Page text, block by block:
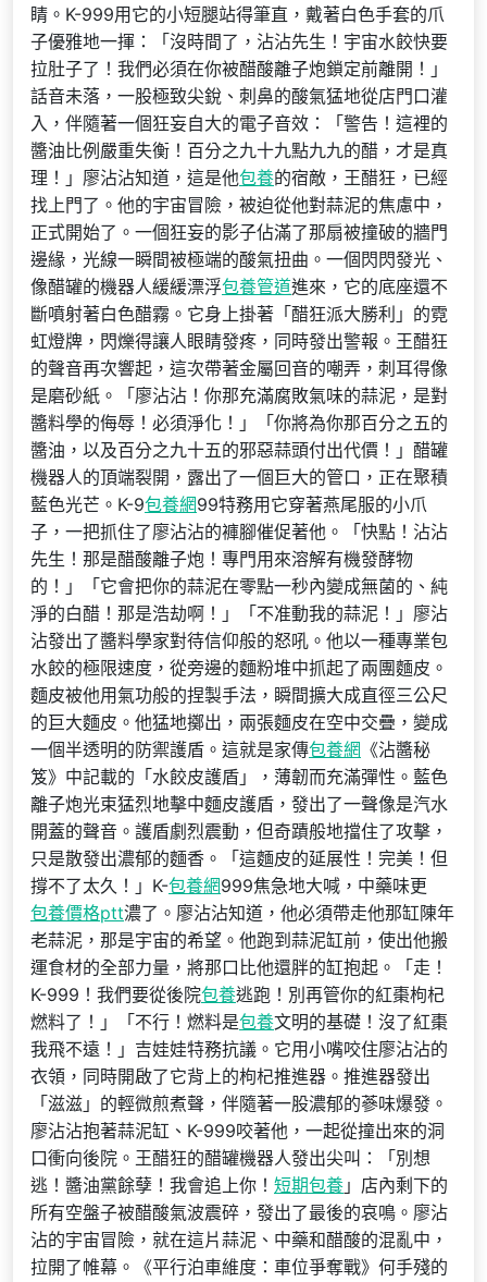
睛。K-999用它的小短腿站得筆直，戴著白色手套的爪
子優雅地一揮：「沒時間了，沾沾先生！宇宙水餃快要
拉肚子了！我們必須在你被醋酸離子炮鎖定前離開！」
話音未落，一股極致尖銳、刺鼻的酸氣猛地從店門口灌
入，伴隨著一個狂妄自大的電子音效：「警告！這裡的
醬油比例嚴重失衡！百分之九十九點九九的醋，才是真
理！」廖沾沾知道，這是他包養的宿敵，王醋狂，已經
找上門了。他的宇宙冒險，被迫從他對蒜泥的焦慮中，
正式開始了。一個狂妄的影子佔滿了那扇被撞破的牆門
邊緣，光線一瞬間被極端的酸氣扭曲。一個閃閃發光、
像醋罐的機器人緩緩漂浮包養管道進來，它的底座還不
斷噴射著白色醋霧。它身上掛著「醋狂派大勝利」的霓
虹燈牌，閃爍得讓人眼睛發疼，同時發出警報。王醋狂
的聲音再次響起，這次帶著金屬回音的嘲弄，刺耳得像
是磨砂紙。「廖沾沾！你那充滿腐敗氣味的蒜泥，是對
醬料學的侮辱！必須淨化！」「你將為你那百分之五的
醬油，以及百分之九十五的邪惡蒜頭付出代價！」醋罐
機器人的頂端裂開，露出了一個巨大的管口，正在聚積
藍色光芒。K-9包養網99特務用它穿著燕尾服的小爪
子，一把抓住了廖沾沾的褲腳催促著他。「快點！沾沾
先生！那是醋酸離子炮！專門用來溶解有機發酵物
的！」「它會把你的蒜泥在零點一秒內變成無菌的、純
淨的白醋！那是浩劫啊！」「不准動我的蒜泥！」廖沾
沾發出了醬料學家對待信仰般的怒吼。他以一種專業包
水餃的極限速度，從旁邊的麵粉堆中抓起了兩團麵皮。
麵皮被他用氣功般的捏製手法，瞬間擴大成直徑三公尺
的巨大麵皮。他猛地擲出，兩張麵皮在空中交疊，變成
一個半透明的防禦護盾。這就是家傳包養網 《沾醬秘
笈》中記載的「水餃皮護盾」，薄韌而充滿彈性。藍色
離子炮光束猛烈地擊中麵皮護盾，發出了一聲像是汽水
開蓋的聲音。護盾劇烈震動，但奇蹟般地擋住了攻擊，
只是散發出濃郁的麵香。「這麵皮的延展性！完美！但
撐不了太久！」K-包養網999焦急地大喊，中藥味更
包養價格ptt濃了。廖沾沾知道，他必須帶走他那缸陳年
老蒜泥，那是宇宙的希望。他跑到蒜泥缸前，使出他搬
運食材的全部力量，將那口比他還胖的缸抱起。「走！
K-999！我們要從後院包養逃跑！別再管你的紅棗枸杞
燃料了！」「不行！燃料是包養文明的基礎！沒了紅棗
我飛不遠！」吉娃娃特務抗議。它用小嘴咬住廖沾沾的
衣領，同時開啟了它背上的枸杞推進器。推進器發出
「滋滋」的輕微煎煮聲，伴隨著一股濃郁的蔘味爆發。
廖沾沾抱著蒜泥缸、K-999咬著他，一起從撞出來的洞
口衝向後院。王醋狂的醋罐機器人發出尖叫：「別想
逃！醬油黨餘孽！我會追上你！ 短期包養 」店內剩下的
所有空盤子被醋酸氣波震碎，發出了最後的哀鳴。廖沾
沾的宇宙冒險，就在這片蒜泥、中藥和醋酸的混亂中，
拉開了帷幕。《平行泊車維度：車位爭奪戰》何手殘的